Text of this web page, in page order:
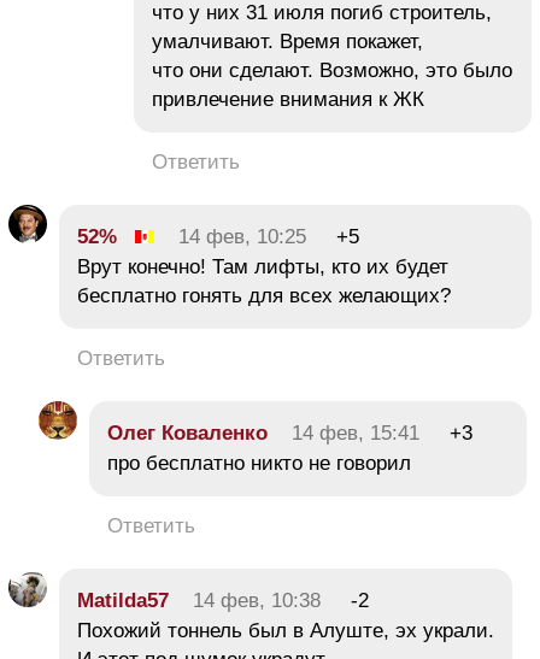
что у них 31 июля погиб строитель,
умалчивают. Время покажет,
что они сделают. Возможно, это было
привлечение внимания к ЖК
Ответить
52% 14 фев, 10:25
+5
Врут конечно! Там лифты, кто их будет
бесплатно гонять для всех желающих?
Ответить
Олег Коваленко 14 фев, 15:41
+3
про бесплатно никто не говорил
Ответить
Matilda57 14 фев, 10:38
-2
Похожий тоннель был в Алуште, эх украли.